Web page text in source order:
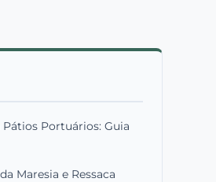
Portuários: Guia
Maresia e Ressaca